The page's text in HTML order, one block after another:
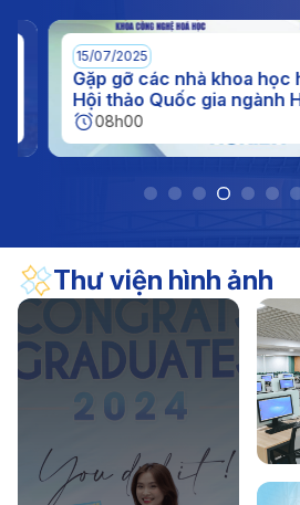
(11/11/1956 - 11/11/2026)
17/04/2026 Thông báo
Thông báo kế hoạch nghỉ hè
2026
15/07/2025
Gặp gỡ các nhà khoa học
Hội thảo Quốc gia ngành
tại IUH
08h00
Thư viện hình ảnh